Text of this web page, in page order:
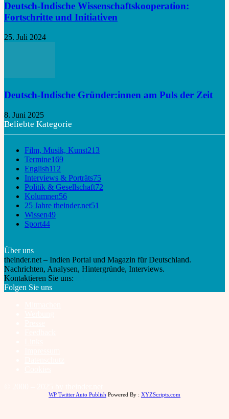
Deutsch-Indische Wissenschaftskooperation:
Fortschritte und Initiativen
25. Juli 2024
Deutsch-Indische Gründer:innen am Puls der Zeit
8. Juni 2025
Beliebte Kategorie
Film, Musik, Kunst213
Termine169
English112
Interviews & Porträts75
Politik & Gesellschaft72
Kolumnen56
25 Jahre theinder.net51
Wissen49
Sport44
Über uns
theinder.net – Indien Portal und Magazin für Deutschland.
Nachrichten, Analysen, Hintergründe, Interviews.
Kontaktieren Sie uns:
Folgen Sie uns
WP Twitter Auto Publish Powered By : XYZScripts.com